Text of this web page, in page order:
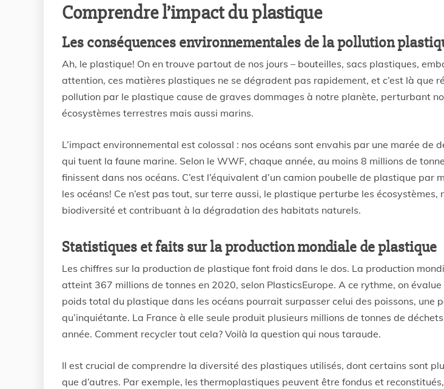
Comprendre l’impact du plastique
Les conséquences environnementales de la pollution
Ah, le plastique! On en trouve partout de nos jours – bouteilles, sacs plastiques,
attention, ces matières plastiques ne se dégradent pas rapidement, et c’est là que
pollution par le plastique cause de graves dommages à notre planète, perturbant
écosystèmes terrestres mais aussi marins.
L’impact environnemental est colossal : nos océans sont envahis par une marée de
qui tuent la faune marine. Selon le WWF, chaque année, au moins 8 millions de
finissent dans nos océans. C’est l’équivalent d’un camion poubelle de plastique par
les océans! Ce n’est pas tout, sur terre aussi, le plastique perturbe les écosystèmes,
biodiversité et contribuant à la dégradation des habitats naturels.
Statistiques et faits sur la production mondiale de plastique
Les chiffres sur la production de plastique font froid dans le dos. La production
atteint 367 millions de tonnes en 2020, selon PlasticsEurope. A ce rythme, on évalue
poids total du plastique dans les océans pourrait surpasser celui des poissons, une
qu’inquiétante. La France à elle seule produit plusieurs millions de tonnes de
année. Comment recycler tout cela? Voilà la question qui nous taraude.
Il est crucial de comprendre la diversité des plastiques utilisés, dont certains sont
que d’autres. Par exemple, les thermoplastiques peuvent être fondus et